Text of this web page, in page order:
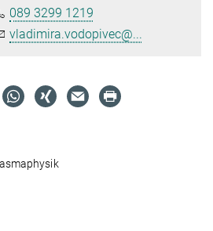
089 3299 1219
vladimira.vodopivec@...